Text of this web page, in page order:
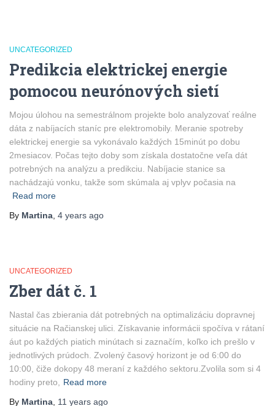
UNCATEGORIZED
Predikcia elektrickej energie
pomocou neurónových sietí
Mojou úlohou na semestrálnom projekte bolo analyzovať reálne
dáta z nabíjacích staníc pre elektromobily. Meranie spotreby
elektrickej energie sa vykonávalo každých 15minút po dobu
2mesiacov. Počas tejto doby som získala dostatočne veľa dát
potrebných na analýzu a predikciu. Nabíjacie stanice sa
nachádzajú vonku, takže som skúmala aj vplyv počasia na
Read more
By Martina 4 years ago
UNCATEGORIZED
Zber dát č. 1
Nastal čas zbierania dát potrebných na optimalizáciu dopravnej
situácie na Račianskej ulici. Získavanie informácii spočíva v rátaní
áut po každých piatich minútach si zaznačím, koľko ich prešlo v
jednotlivých prúdoch. Zvolený časový horizont je od 6:00 do
10:00, čiže dokopy 48 meraní z každého sektoru.Zvolila som si 4
hodiny preto,
Read more
By Martina 11 years ago